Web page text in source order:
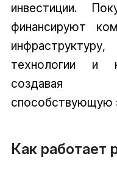
инвестиции.
финансируют
технологии и
создавая
способствующую
Как работает